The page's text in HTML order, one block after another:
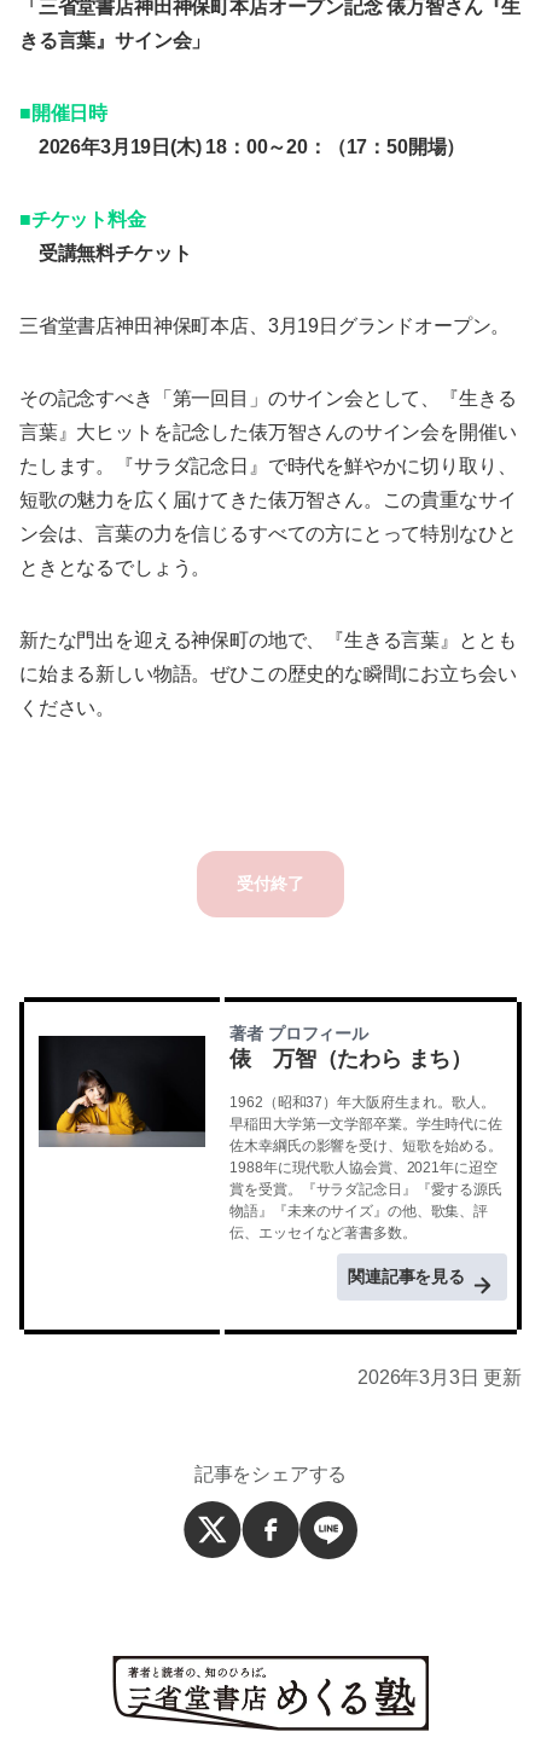
「三省堂書店神田神保町本店オープン記念 俵万智さん『生
きる言葉』サイン会」
■開催日時
2026年3月19日(木) 18：00～20：（17：50開場）
■チケット料金
受講無料チケット
三省堂書店神田神保町本店、3月19日グランドオープン。
その記念すべき「第一回目」のサイン会として、『生きる
言葉』大ヒットを記念した俵万智さんのサイン会を開催い
たします。『サラダ記念日』で時代を鮮やかに切り取り、
短歌の魅力を広く届けてきた俵万智さん。この貴重なサイ
ン会は、言葉の力を信じるすべての方にとって特別なひと
ときとなるでしょう。
新たな門出を迎える神保町の地で、『生きる言葉』ととも
に始まる新しい物語。ぜひこの歴史的な瞬間にお立ち会い
ください。
受付終了
著者 プロフィール
俵 万智（たわら まち）
1962（昭和37）年大阪府生まれ。歌人。
早稲田大学第一文学部卒業。学生時代に佐
佐木幸綱氏の影響を受け、短歌を始める。
1988年に現代歌人協会賞、2021年に迢空
賞を受賞。『サラダ記念日』『愛する源氏
物語』『未来のサイズ』の他、歌集、評
伝、エッセイなど著書多数。
関連記事を見る
2026年3月3日 更新
記事をシェアする